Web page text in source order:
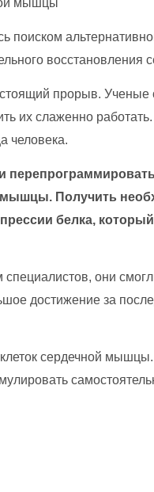
поиском
прорыв. Ученые
их слаженно
человека.
мышцы. Получить
белка,
они
достижение за
сердечной